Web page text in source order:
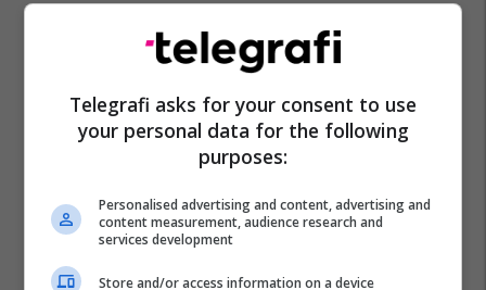
Bilall Kasami
Telegrafi asks for your consent to use
your personal data for the following
purposes:
Personalised advertising and content, advertising and
content measurement, audience research and
services development
Store and/or access information on a device